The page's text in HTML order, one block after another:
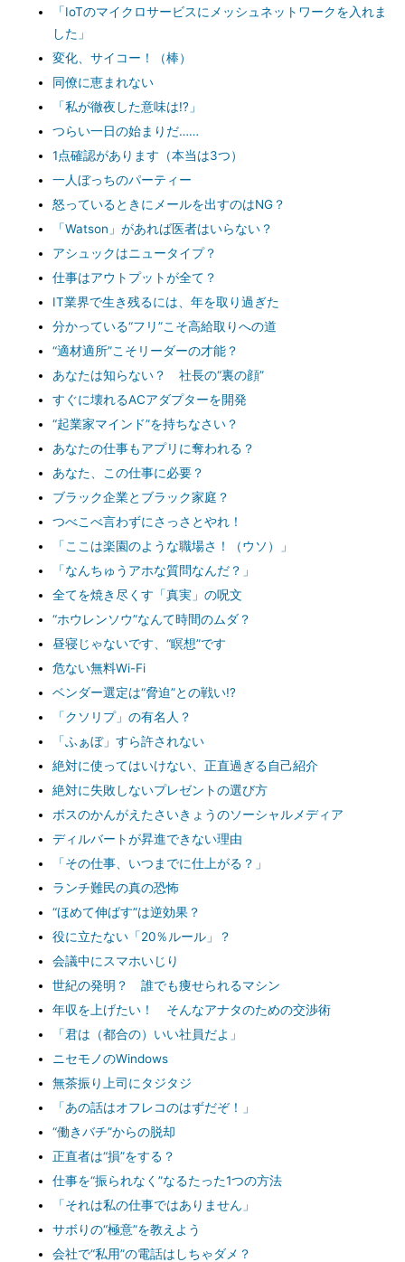
「IoTのマイクロサービスにメッシュネットワークを入れま
した」
変化、サイコー！（棒）
同僚に恵まれない
「私が徹夜した意味は!?」
つらい一日の始まりだ……
1点確認があります（本当は3つ）
一人ぼっちのパーティー
怒っているときにメールを出すのはNG？
「Watson」があれば医者はいらない？
アシュックはニュータイプ？
仕事はアウトプットが全て？
IT業界で生き残るには、年を取り過ぎた
分かっている“フリ”こそ高給取りへの道
“適材適所”こそリーダーの才能？
あなたは知らない？ 社長の“裏の顔”
すぐに壊れるACアダプターを開発
“起業家マインド”を持ちなさい？
あなたの仕事もアプリに奪われる？
あなた、この仕事に必要？
ブラック企業とブラック家庭？
つべこべ言わずにさっさとやれ！
「ここは楽園のような職場さ！（ウソ）」
「なんちゅうアホな質問なんだ？」
全てを焼き尽くす「真実」の呪文
“ホウレンソウ”なんて時間のムダ？
昼寝じゃないです、“瞑想”です
危ない無料Wi-Fi
ベンダー選定は“脅迫”との戦い!?
「クソリプ」の有名人？
「ふぁぼ」すら許されない
絶対に使ってはいけない、正直過ぎる自己紹介
絶対に失敗しないプレゼントの選び方
ボスのかんがえたさいきょうのソーシャルメディア
ディルバートが昇進できない理由
「その仕事、いつまでに仕上がる？」
ランチ難民の真の恐怖
“ほめて伸ばす”は逆効果？
役に立たない「20％ルール」？
会議中にスマホいじり
世紀の発明？ 誰でも痩せられるマシン
年収を上げたい！ そんなアナタのための交渉術
「君は（都合の）いい社員だよ」
ニセモノのWindows
無茶振り上司にタジタジ
「あの話はオフレコのはずだぞ！」
“働きバチ”からの脱却
正直者は“損”をする？
仕事を“振られなく”なるたった1つの方法
「それは私の仕事ではありません」
サボりの“極意”を教えよう
会社で“私用”の電話はしちゃダメ？